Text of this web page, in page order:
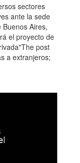
sectores
ante la sede
Aires,
el proyecto de
post
a extranjeros;